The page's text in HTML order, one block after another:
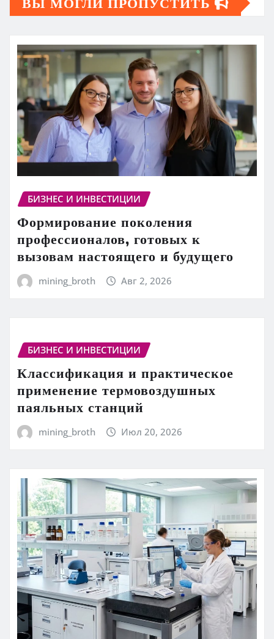
БИЗНЕС И ИНВЕСТИЦИИ
Формирование поколения
профессионалов, готовых к
вызовам настоящего и будущего
mining_broth Авг 2, 2026
БИЗНЕС И ИНВЕСТИЦИИ
Классификация и практическое
применение термовоздушных
паяльных станций
mining_broth Июл 20, 2026